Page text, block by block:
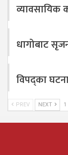
व्यावसायिक
धागोबाट
विपद्का
PREV NEXT 1